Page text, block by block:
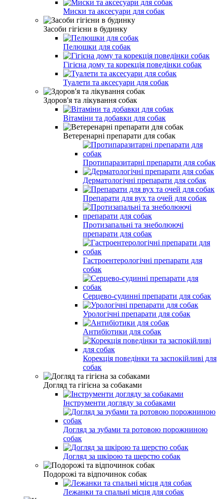
Миски та аксесуари для собак
Засоби гігієни в будинку
Пелюшки для собак
Гігієна дому та корекція поведінки собак
Туалети та аксесуари для собак
Здоров'я та лікування собак
Вітаміни та добавки для собак
Ветеренарні препарати для собак
Протипаразитарні препарати для собак
Дерматологічні препарати для собак
Препарати для вух та очей для собак
Протизапальні та знеболюючі
препарати для собак
Гастроентерологічні препарати для
собак
Серцево-судинні препарати для собак
Урологічні препарати для собак
Антибіотики для собак
Корекція поведінки та заспокійливі для
собак
Догляд та гігієна за собаками
Інструменти догляду за собаками
Догляд за зубами та ротовою порожниною
собак
Догляд за шкірою та шерстю собак
Подорожі та відпочинок собак
Лежанки та спальні місця для собак